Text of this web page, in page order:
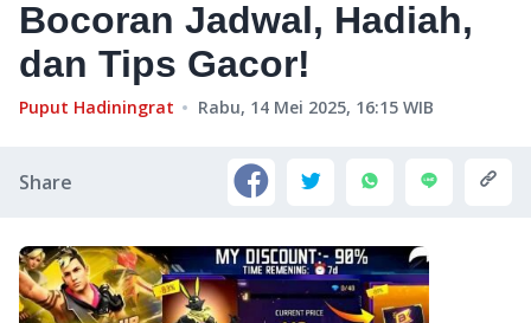
Bocoran Jadwal, Hadiah,
dan Tips Gacor!
Puput Hadiningrat Rabu, 14 Mei 2025, 16:15 WIB
Share